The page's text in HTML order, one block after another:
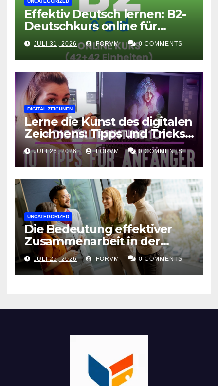
UNCATEGORIZED
Effektiv Deutsch lernen: B2-
Deutschkurs online für
Fortgeschrittene
JULI 31, 2026 FORVM 0 COMMENTS
DIGITAL ZEICHNEN
Lerne die Kunst des digitalen
Zeichnens: Tipps und Tricks
für kreative Ausdruckskunst
JULI 26, 2026 FORVM 0 COMMENTS
UNCATEGORIZED
Die Bedeutung effektiver
Zusammenarbeit in der
Arbeitswelt
JULI 25, 2026 FORVM 0 COMMENTS